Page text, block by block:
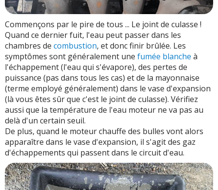
Commençons par le pire de tous ... Le joint de culasse !
Quand ce dernier fuit, l'eau peut passer dans les
chambres de combustion, et donc finir brûlée. Les
symptômes sont généralement une fumée blanche à
l'échappement (l'eau qui s'évapore), des pertes de
puissance (pas dans tous les cas) et de la mayonnaise
(terme employé généralement) dans le vase d'expansion
(là vous êtes sûr que c'est le joint de culasse). Vérifiez
aussi que la température de l'eau moteur ne va pas au
delà d'un certain seuil.
De plus, quand le moteur chauffe des bulles vont alors
apparaître dans le vase d'expansion, il s'agit des gaz
d'échappements qui passent dans le circuit d'eau.